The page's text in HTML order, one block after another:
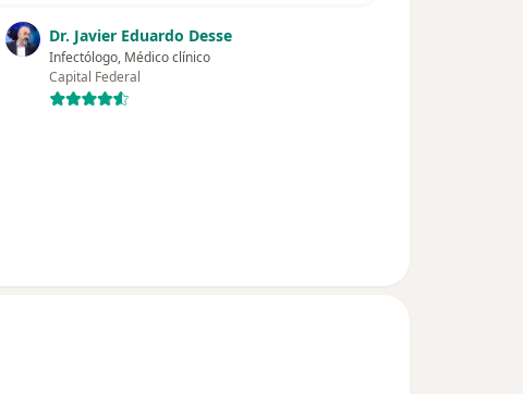
Dr. Javier Eduardo Desse
Infectólogo, Médico clínico
Capital Federal